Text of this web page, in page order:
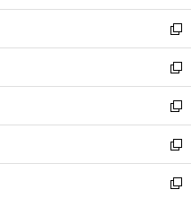
開
く
ウ
で
開
く
ン
ド
ウ
で
開
く
ウ
ィ
ン
ド
ウ
で
開
く
新
し
い
ウ
ィ
ン
ド
ウ
で
新
し
い
ウ
ィ
ン
ド
新
し
い
ウ
ィ
新
し
い
新